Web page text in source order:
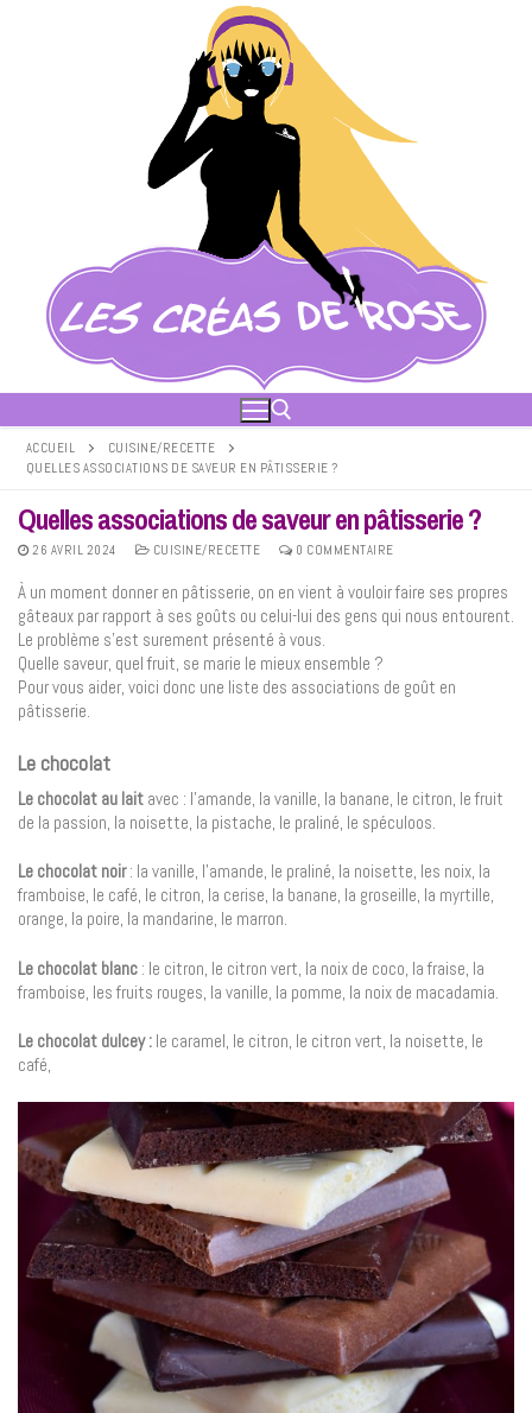
ACCUEIL
CUISINE/RECETTE
QUELLES ASSOCIATIONS DE SAVEUR EN PÂTISSERIE ?
Quelles associations de saveur en pâtisserie ?
26 AVRIL 2024 CUISINE/RECETTE 0 COMMENTAIRE
À un moment donner en pâtisserie, on en vient à vouloir faire ses propres
gâteaux par rapport à ses goûts ou celui-lui des gens qui nous entourent.
Le problème s’est surement présenté à vous.
Quelle saveur, quel fruit, se marie le mieux ensemble ?
Pour vous aider, voici donc une liste des associations de goût en
pâtisserie.
Le chocolat
Le chocolat au lait avec : l’amande, la vanille, la banane, le citron, le fruit
de la passion, la noisette, la pistache, le praliné, le spéculoos.
Le chocolat noir: la vanille, l’amande, le praliné, la noisette, les noix, la
framboise, le café, le citron, la cerise, la banane, la groseille, la myrtille,
orange, la poire, la mandarine, le marron.
Le chocolat blanc : le citron, le citron vert, la noix de coco, la fraise, la
framboise, les fruits rouges, la vanille, la pomme, la noix de macadamia.
Le chocolat dulcey : le caramel, le citron, le citron vert, la noisette, le
café,